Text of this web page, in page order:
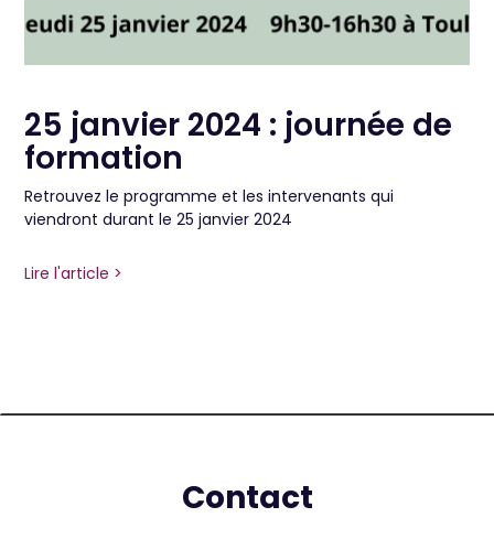
25 janvier 2024 : journée de
formation
Retrouvez le programme et les intervenants qui
viendront durant le 25 janvier 2024
Lire l'article >
Contact